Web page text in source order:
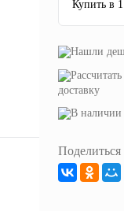
доставку
Поделиться